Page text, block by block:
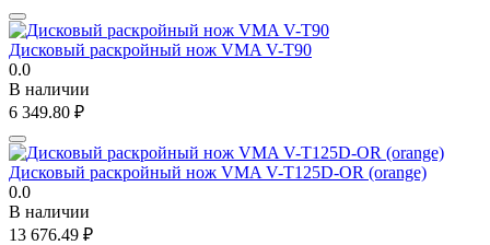
Дисковый раскройный нож VMA V-T90
0.0
В наличии
6 349.80 ₽
Дисковый раскройный нож VMA V-T125D-OR (orange)
0.0
В наличии
13 676.49 ₽